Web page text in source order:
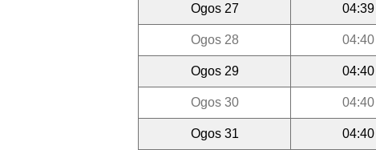
Ogos 27 04:39
Ogos 28 04:40
Ogos 29 04:40
Ogos 30 04:40
Ogos 31 04:40